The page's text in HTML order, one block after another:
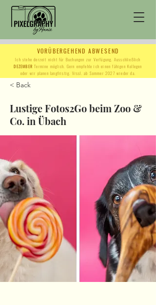
VORÜBERGEHEND ABWESEND
Ich stehe derzeit nicht für Buchungen zur Verfügung. Ausschließlich
DEZEMBER Termine möglich. Gern empfehle ich einen fähigen Kollegen
oder wir planen langfristig. Vrssl. ab Sommer 2027 wieder da.
< Back
Lustige Fotos2Go beim Zoo &
Co. in Übach